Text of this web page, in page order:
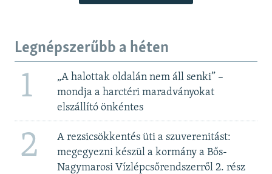
Legnépszerűbb a héten
1
„A halottak oldalán nem áll senki” –
mondja a harctéri maradványokat
elszállító önkéntes
2
A rezsicsökkentés üti a szuverenitást:
megegyezni készül a kormány a Bős-
Nagymarosi Vízlépcsőrendszerről 2. rész